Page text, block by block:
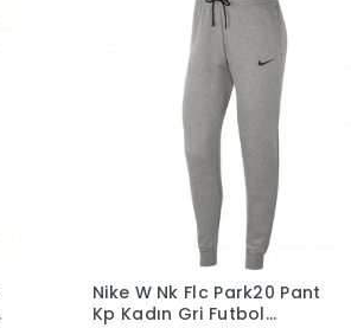
Nike W Nk Flc Park20 Pant
Kp Kadın Gri Futbol